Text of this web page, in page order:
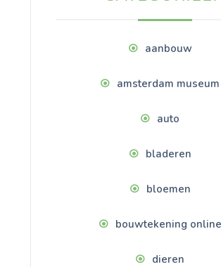
aanbouw
amsterdam museum
auto
bladeren
bloemen
bouwtekening online
dieren